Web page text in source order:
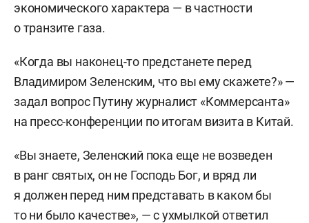
экономического характера — в частности
о транзите газа.
«Когда вы наконец-то предстанете перед
Владимиром Зеленским, что вы ему скажете?» —
задал вопрос Путину журналист «Коммерсанта»
на пресс-конференции по итогам визита в Китай.
«Вы знаете, Зеленский пока еще не возведен
в ранг святых, он не Господь Бог, и вряд ли
я должен перед ним представать в каком бы
то ни было качестве», — с ухмылкой ответил